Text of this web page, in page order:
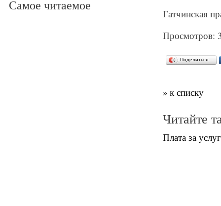
Самое читаемое
Гатчинская
Просмотров:
Поделиться…
» к списку
Читайте
Плата за